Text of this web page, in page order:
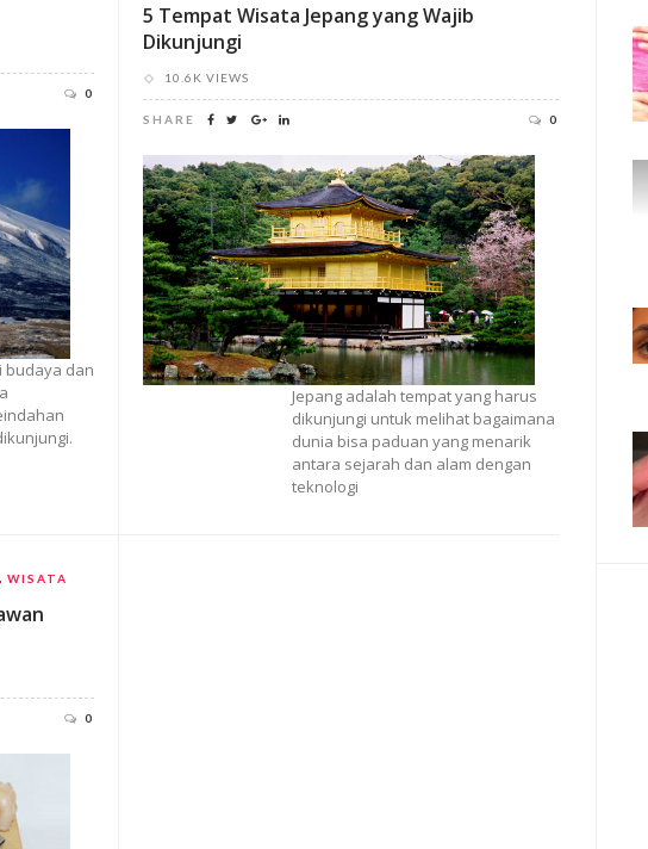
0
budaya dan
5 Tempat Wisata Jepang yang Wajib
Dikunjungi
10.6K VIEWS
SHARE 0
Jepang adalah tempat yang harus
dikunjungi untuk melihat bagaimana
dunia bisa paduan yang menarik
antara sejarah dan alam dengan
teknologi
WISATA
0